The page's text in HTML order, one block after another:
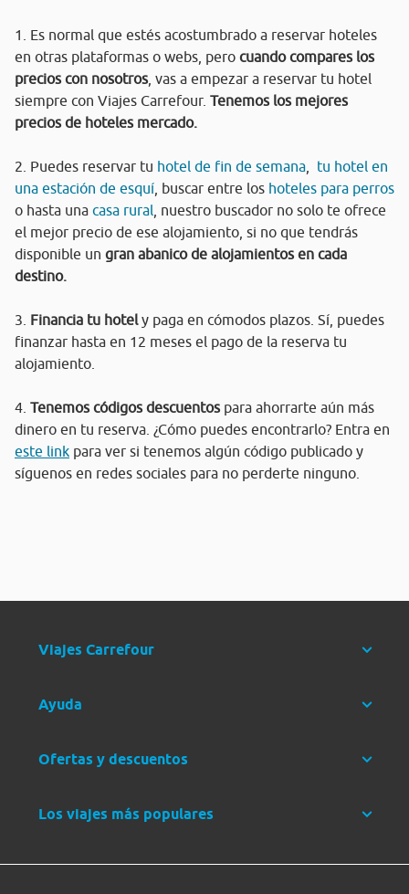
1. Es normal que estés acostumbrado a reservar hoteles
en otras plataformas o webs, pero cuando compares los
precios con nosotros, vas a empezar a reservar tu hotel
siempre con Viajes Carrefour. Tenemos los mejores
precios de hoteles mercado.
2. Puedes reservar tu hotel de fin de semana
tu hotel en
una estación de esquí , buscar entre los hoteles para perros
o hasta una casa rural , nuestro buscador no solo te ofrece
el mejor precio de ese alojamiento, si no que tendrás
disponible un gran abanico de alojamientos en cada
destino.
3. Financia tu hotely paga en cómodos plazos. Sí, puedes
finanzar hasta en 12 meses el pago de la reserva tu
alojamiento.
4. Tenemos códigos descuentos para ahorrarte aún más
dinero en tu reserva. ¿Cómo puedes encontrarlo? Entra en
este link para ver si tenemos algún código publicado y
síguenos en redes sociales para no perderte ninguno.
Viajes Carrefour
Ayuda
Ofertas y descuentos
Los viajes más populares